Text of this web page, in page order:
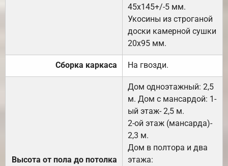
45х145+/-5 мм.
Укосины из строганой
доски камерной сушки
20х95 мм.
Сборка каркаса На гвозди.
Высота от пола до потолка
Дом одноэтажный: 2,5
м. Дом с мансардой: 1-
ый этаж- 2,5 м.
2-ой этаж (мансарда)-
2,3 м.
Дом в полтора и два
этажа: